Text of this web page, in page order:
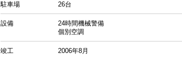
駐車場 26台
設備
24時間機械警備
個別空調
竣工 2006年8月